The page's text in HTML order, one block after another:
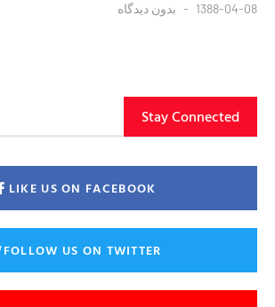
1388-04-08 بدون دیدگاه
Stay Connected
LIKE US ON FACEBOOK
FOLLOW US ON TWITTER